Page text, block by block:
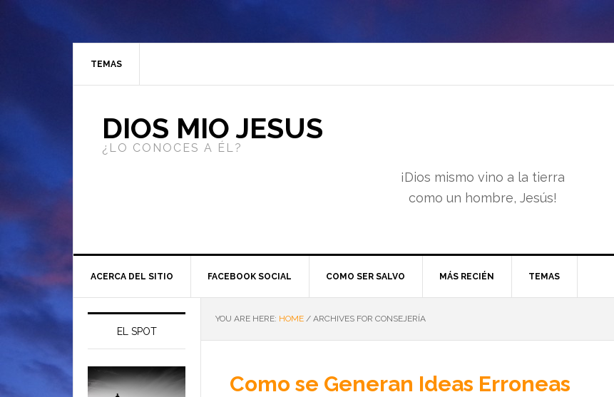
TEMAS
DIOS MIO JESUS
¿LO CONOCES A ÉL?
¡Dios mismo vino a la tierra
como un hombre, Jesús!
ACERCA DEL SITIO FACEBOOK SOCIAL COMO SER SALVO MÁS RECIÉN TEMAS
YOU ARE HERE: HOME / ARCHIVES FOR CONSEJERÍA
Como se Generan Ideas Erroneas
EL SPOT